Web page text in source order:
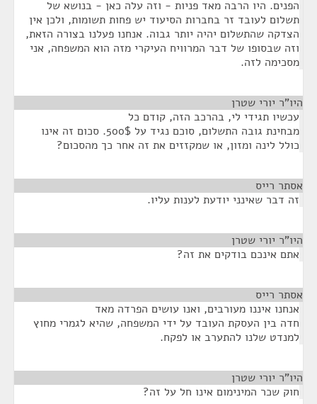
הפנים. היו הרבה מאד פניות - וזה עלה כאן - בנושא של
תשלום לעובד זר בחברות הסיעוד יש פחות תשומות, ולכן אין
הצדקה שהתשלום יהיה יותר גבוה. אנחנו פעלנו בצורה הזאת,
וזה שבסופו של דבר המרוויח העיקרי מזה הוא המשפחה, אני
מסכימה לזה.
היו"ר יורי שטרן
עכשיו תגידי לי, בהרכב הזה, קודם כל
מבחינת גובה התשלום, סוכם נגיד על 500$. סכום זה אינו
כולל לינה ומזון, או שמקזזים את זה אחר כך מהסכום?
אסתר רייס
זה דבר שאינני יודעת לענות עליו.
היו"ר יורי שטרן
אתם אינכם בודקים את זה?
אסתר רייס
אנחנו איננו מעורבים, ואנו עושים הפרדה מאד
חדה בין העסקת העובד על ידי המשפחה, שהיא לגמרי מחוץ
למנדט שלנו להתערב או לפקח.
היו"ר יורי שטרן
חוק שכר המינימום אינו חל על זה?